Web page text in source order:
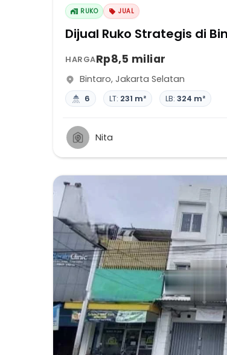
RUKO JUAL
Dijual Ruko Strategis di
HARGARp8,5 miliar
Bintaro, Jakarta Selatan
6 LT: 231 m² LB: 324 m²
Nita